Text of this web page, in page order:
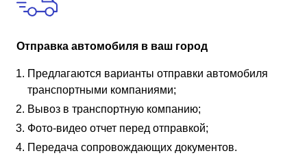
Отправка автомобиля в ваш город
Предлагаются варианты отправки автомобиля
транспортными компаниями;
Вывоз в транспортную компанию;
Фото-видео отчет перед отправкой;
Передача сопровождающих документов.